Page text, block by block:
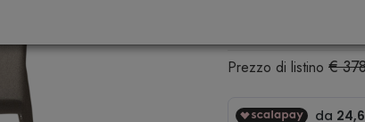
Prezzo di listino €